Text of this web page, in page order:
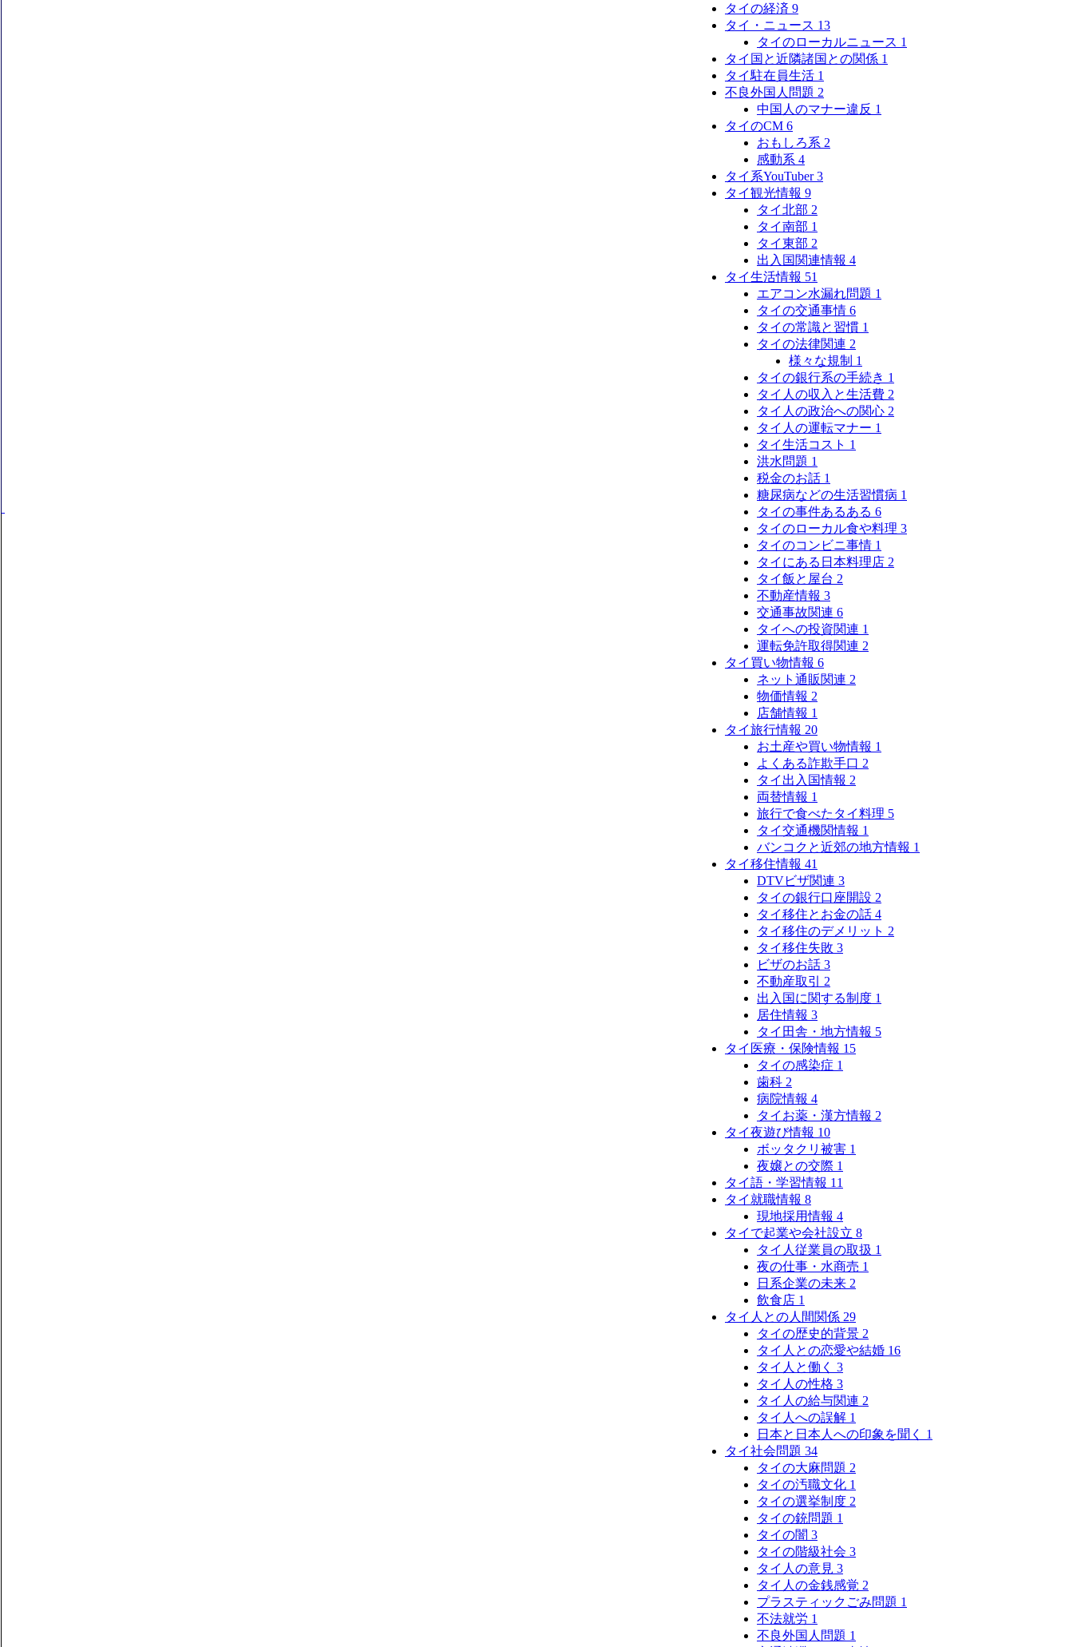
タイの経済 9
タイ・ニュース 13
タイのローカルニュース 1
タイ国と近隣諸国との関係 1
タイ駐在員生活 1
不良外国人問題 2
中国人のマナー違反 1
タイのCM 6
おもしろ系 2
感動系 4
タイ系YouTuber3
タイ観光情報 9
タイ北部 2
タイ南部 1
タイ東部 2
出入国関連情報 4
タイ生活情報 51
エアコン水漏れ問題 1
タイの交通事情 6
タイの常識と習慣 1
タイの法律関連 2
様々な規制 1
タイの銀行系の手続き 1
タイ人の収入と生活費 2
タイ人の政治への関心 2
タイ人の運転マナー 1
タイ生活コスト 1
洪水問題 1
税金のお話 1
糖尿病などの生活習慣病 1
タイの事件あるある 6
タイのローカル食や料理 3
タイのコンビニ事情 1
タイにある日本料理店 2
タイ飯と屋台 2
不動産情報 3
交通事故関連 6
タイへの投資関連 1
運転免許取得関連 2
タイ買い物情報 6
ネット通販関連 2
物価情報 2
店舗情報 1
タイ旅行情報 20
お土産や買い物情報 1
よくある詐欺手口 2
タイ出入国情報 2
両替情報 1
旅行で食べたタイ料理 5
タイ交通機関情報 1
バンコクと近郊の地方情報 1
タイ移住情報 41
DTVビザ関連 3
タイの銀行口座開設 2
タイ移住とお金の話 4
タイ移住のデメリット 2
タイ移住失敗 3
ビザのお話 3
不動産取引 2
出入国に関する制度 1
居住情報 3
タイ田舎・地方情報 5
タイ医療・保険情報 15
タイの感染症 1
歯科 2
病院情報 4
タイお薬・漢方情報 2
タイ夜遊び情報 10
ボッタクリ被害 1
夜嬢との交際 1
タイ語・学習情報 11
タイ就職情報 8
現地採用情報 4
タイで起業や会社設立 8
タイ人従業員の取扱 1
夜の仕事・水商売 1
日系企業の未来 2
飲食店 1
タイ人との人間関係 29
タイの歴史的背景 2
タイ人との恋愛や結婚 16
タイ人と働く 3
タイ人の性格 3
タイ人の給与関連 2
タイ人への誤解 1
日本と日本人への印象を聞く 1
タイ社会問題 34
タイの大麻問題 2
タイの汚職文化 1
タイの選挙制度 2
タイの銃問題 1
タイの闇 3
タイの階級社会 3
タイ人の意見 3
タイ人の金銭感覚 2
プラスティックごみ問題 1
不法就労 1
不良外国人問題 1